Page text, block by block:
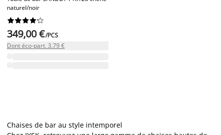
naturel/noir






349,00 €/PCS
Dont éco-part. 3.79 €
Chaises de bar au style intemporel